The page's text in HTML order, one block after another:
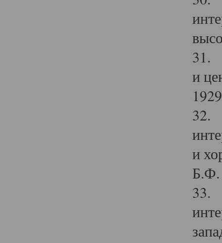
31.
и
32.
и
Б.Ф.
33.